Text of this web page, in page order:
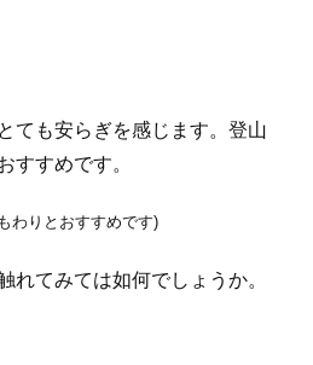
ても安らぎを感じます。登山
すすめです。
わりとおすすめです)
れてみては如何でしょうか。